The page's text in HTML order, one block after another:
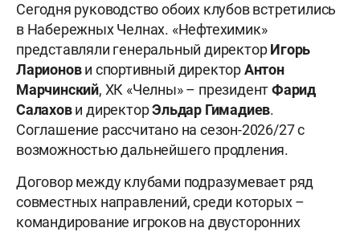
Сегодня руководство обоих клубов встретились
в Набережных Челнах. «Нефтехимик»
представляли генеральный директорИгорь
Ларионови спортивный директорАнтон
Марчинский, ХК «Челны» – президентФарид
Салахови директорЭльдар Гимадиев.
Соглашение рассчитано на сезон-2026/27 с
возможностью дальнейшего продления.
Договор между клубами подразумевает ряд
совместных направлений, среди которых –
командирование игроков на двусторонних